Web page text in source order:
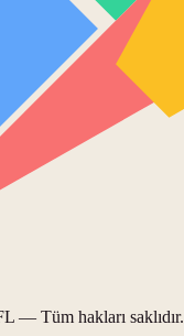
— Tüm hakları saklıdır.